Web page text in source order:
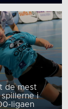
de mest
i
ligaen